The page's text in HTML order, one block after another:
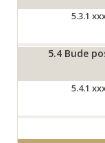
5.3.1
5.4 Bude
5.4.1